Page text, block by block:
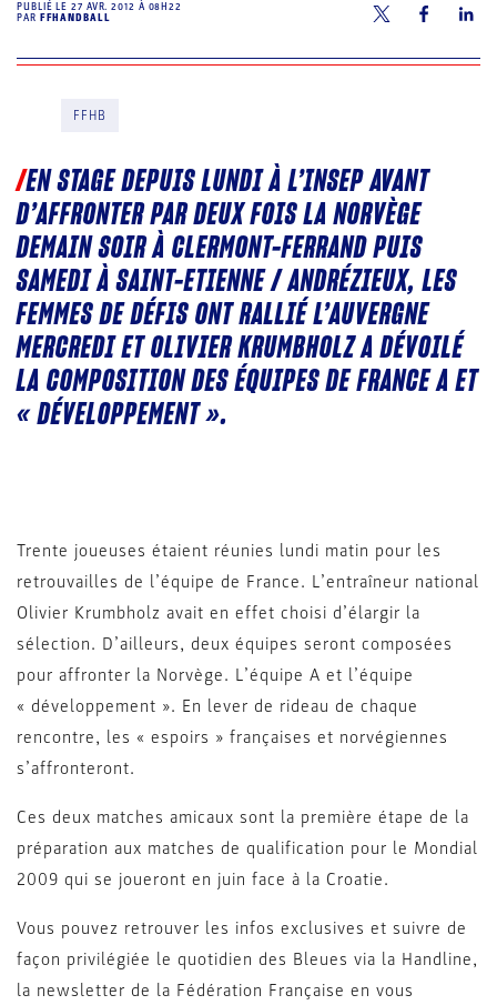
PUBLIÉ LE27 AVR. 2012 À 08H22
PAR FFHANDBALL
FFHB
EN STAGE DEPUIS LUNDI À L’INSEP AVANT
D’AFFRONTER PAR DEUX FOIS LA NORVÈGE
DEMAIN SOIR À CLERMONT-FERRAND PUIS
SAMEDI À SAINT-ETIENNE / ANDRÉZIEUX, LES
FEMMES DE DÉFIS ONT RALLIÉ L’AUVERGNE
MERCREDI ET OLIVIER KRUMBHOLZ A DÉVOILÉ
LA COMPOSITION DES ÉQUIPES DE FRANCE A ET
« DÉVELOPPEMENT ».
Trente joueuses étaient réunies lundi matin pour les
retrouvailles de l’équipe de France. L’entraîneur national
Olivier Krumbholz avait en effet choisi d’élargir la
sélection. D’ailleurs, deux équipes seront composées
pour affronter la Norvège. L’équipe A et l’équipe
« développement ». En lever de rideau de chaque
rencontre, les « espoirs » françaises et norvégiennes
s’affronteront.
Ces deux matches amicaux sont la première étape de la
préparation aux matches de qualification pour le Mondial
2009 qui se joueront en juin face à la Croatie.
Vous pouvez retrouver les infos exclusives et suivre de
façon privilégiée le quotidien des Bleues via la Handline,
la newsletter de la Fédération Française en vous